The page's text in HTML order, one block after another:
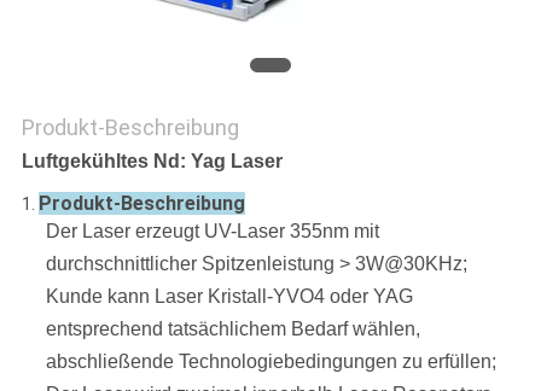
Produkt-Beschreibung
Luftgekühltes Nd: Yag Laser
1. Produkt-Beschreibung
Der Laser erzeugt UV-Laser 355nm mit
durchschnittlicher Spitzenleistung > 3W@30KHz;
Kunde kann Laser Kristall-YVO4 oder YAG
entsprechend tatsächlichem Bedarf wählen,
abschließende Technologiebedingungen zu erfüllen;